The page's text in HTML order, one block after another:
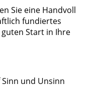
Sie eine Handvoll
fundiertes
Start in Ihre
und Unsinn